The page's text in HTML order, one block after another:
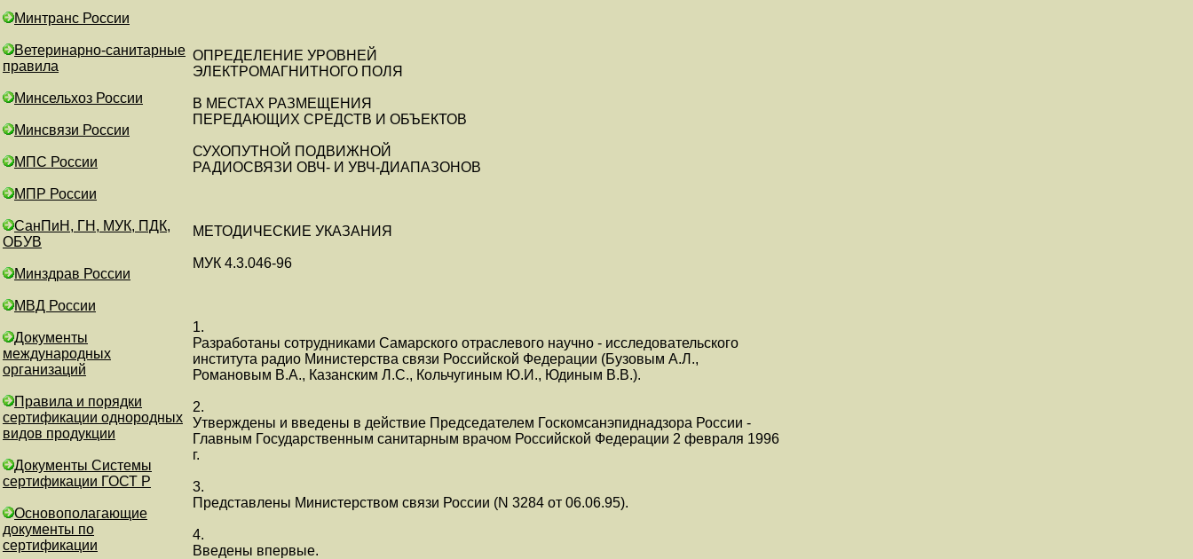
Минтранс России
Ветеринарно-санитарные
правила
Минсельхоз России
Минсвязи России
МПС России
МПР России
СанПиН, ГН, МУК, ПДК,
ОБУВ
Минздрав России
МВД России
Документы
международных
организаций
Правила и порядки
сертификации однородных
видов продукции
Документы Системы
сертификации ГОСТ Р
Основополагающие
документы по
сертификации
ОПРЕДЕЛЕНИЕ УРОВНЕЙ
ЭЛЕКТРОМАГНИТНОГО ПОЛЯ
В МЕСТАХ РАЗМЕЩЕНИЯ
ПЕРЕДАЮЩИХ СРЕДСТВ И ОБЪЕКТОВ
СУХОПУТНОЙ ПОДВИЖНОЙ
РАДИОСВЯЗИ ОВЧ- И УВЧ-ДИАПАЗОНОВ
МЕТОДИЧЕСКИЕ УКАЗАНИЯ
МУК 4.3.046-96
1.
Разработаны сотрудниками Самарского отраслевого научно - исследовательского
института радио Министерства связи Российской Федерации (Бузовым А.Л.,
Романовым В.А., Казанским Л.С., Кольчугиным Ю.И., Юдиным В.В.).
2.
Утверждены и введены в действие Председателем Госкомсанэпиднадзора России -
Главным Государственным санитарным врачом Российской Федерации 2 февраля 1996
г.
3.
Представлены Министерством связи России (N 3284 от 06.06.95).
4.
Введены впервые.